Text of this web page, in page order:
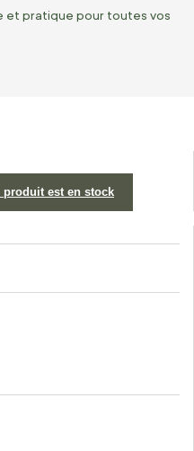
et pratique pour toutes vos
produit est en stock